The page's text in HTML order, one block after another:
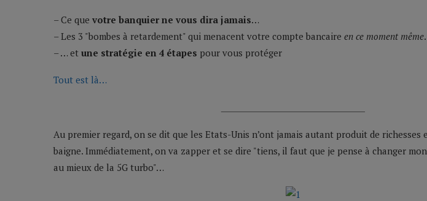
– Ce que votre banquier ne vous dira jamais…
– Les 3 "bombes à retardement" qui menacent votre compte bancaire en ce moment même
– … et une stratégie en 4 étapes pour vous protéger
Tout est là…
Au premier regard, on se dit que les Etats-Unis n’ont jamais autant produit de
baigne. Immédiatement, on va zapper et se dire "tiens, il faut que je pense à changer
au mieux de la 5G turbo"…